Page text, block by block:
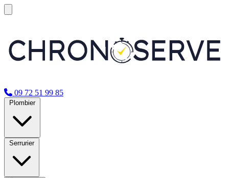
09 72 51 99 85
Plombier
Serrurier